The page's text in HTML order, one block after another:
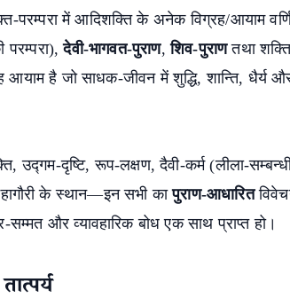
परम्परा में आदिशक्ति के अनेक विग्रह/आयाम
परम्परा),देवी-भागवत-पुराण,शिव-पुराणतथा
आयाम है जो साधक-जीवन में शुद्धि, शान्ति, धैर्य
उद्गम-दृष्टि, रूप-लक्षण, दैवी-कर्म (लीला-
के स्थान—इन सभी कापुराण-आधारित
सम्मत और व्यावहारिक बोध एक साथ प्राप्त हो।